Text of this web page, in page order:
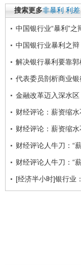
搜索更多非暴利 利差
中国银行业“暴利”
中国银行业暴利之
解决银行暴利要靠
代表委员剖析商业
金融改革迈入深水
财经评论：薪资缩
财经评论：薪资缩
财经评论人牛刀：“
财经评论人牛刀：“
[经济半小时]银行业